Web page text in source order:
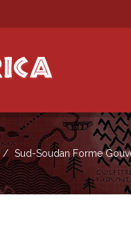
Sud-Soudan Forme